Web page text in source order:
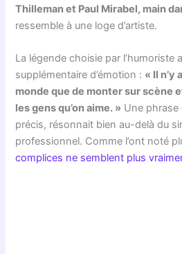
Thilleman et Paul Mirabel, main
ressemble à une loge d’artiste.
La légende choisie par l’humoriste
supplémentaire d’émotion : « Il n’y
monde que de monter sur scène
les gens qu’on aime. » Une
précis, résonnait bien au-delà du
professionnel. Comme l’ont noté
complices ne semblent plus